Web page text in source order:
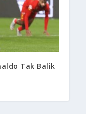
Tak Balik